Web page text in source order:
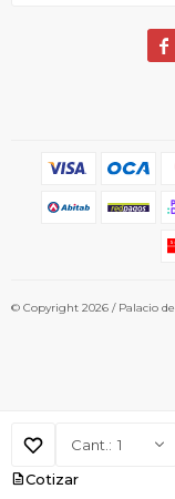
1
Cotizar

© Copyright 2026 / Palacio